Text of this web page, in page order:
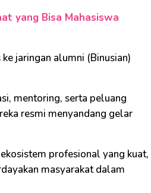
yang Bisa Mahasiswa
jaringan alumni (Binusian)
mentoring, serta peluang
resmi menyandang gelar
profesional yang kuat,
masyarakat dalam